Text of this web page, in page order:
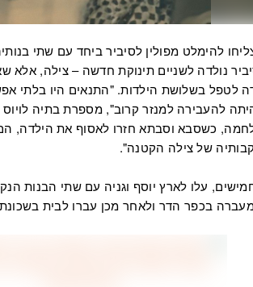
להימלט מפולין לסיביר ביחד עם שתי
נולדה לשניים תינוקת חדשה – צילה, אלא
לטפל בשלושת הילדות. "התנאים היו בלתי
כשסבא וסבתא חזרו לאסוף את הילדה,
של צילה הקטנה".
עלו לארץ יוסף וגניה עם שתי הבנות
בכפר הדר ולאחר מכן עברו לבית בשכונת